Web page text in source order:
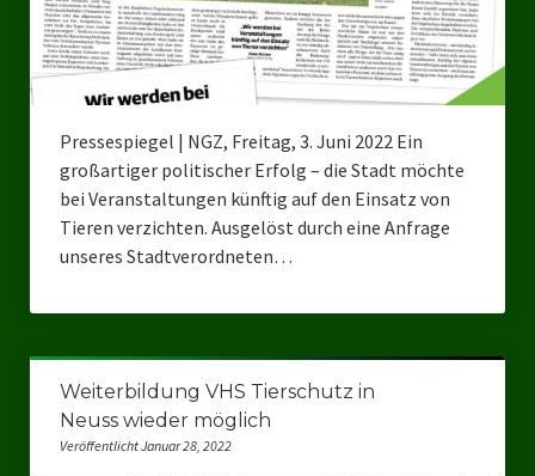
Pressespiegel | NGZ, Freitag, 3. Juni 2022 Ein
großartiger politischer Erfolg – die Stadt möchte
bei Veranstaltungen künftig auf den Einsatz von
Tieren verzichten. Ausgelöst durch eine Anfrage
unseres Stadtverordneten…
Weiterbildung VHS Tierschutz in
Neuss wieder möglich
Veröffentlicht Januar 28, 2022